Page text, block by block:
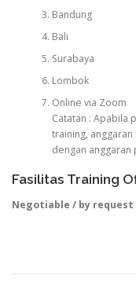
Bandung
Bali
Surabaya
Lombok
Online via Zoom
Catatan : Apabila
training,
dengan anggaran
Fasilitas Training
Negotiable / by request